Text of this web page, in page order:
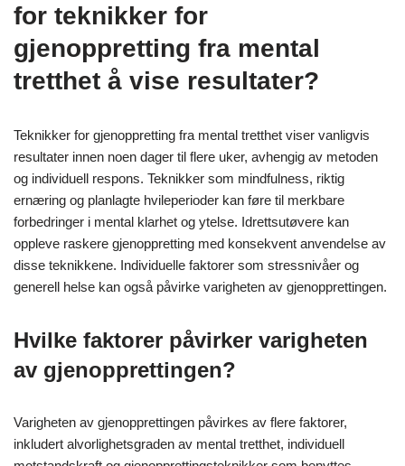
for teknikker for
gjenoppretting fra mental
tretthet å vise resultater?
Teknikker for gjenoppretting fra mental tretthet viser vanligvis
resultater innen noen dager til flere uker, avhengig av metoden
og individuell respons. Teknikker som mindfulness, riktig
ernæring og planlagte hvileperioder kan føre til merkbare
forbedringer i mental klarhet og ytelse. Idrettsutøvere kan
oppleve raskere gjenoppretting med konsekvent anvendelse av
disse teknikkene. Individuelle faktorer som stressnivåer og
generell helse kan også påvirke varigheten av gjenopprettingen.
Hvilke faktorer påvirker varigheten
av gjenopprettingen?
Varigheten av gjenopprettingen påvirkes av flere faktorer,
inkludert alvorlighetsgraden av mental tretthet, individuell